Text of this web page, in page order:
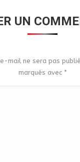
UN
mail ne sera pas
marqués avec *